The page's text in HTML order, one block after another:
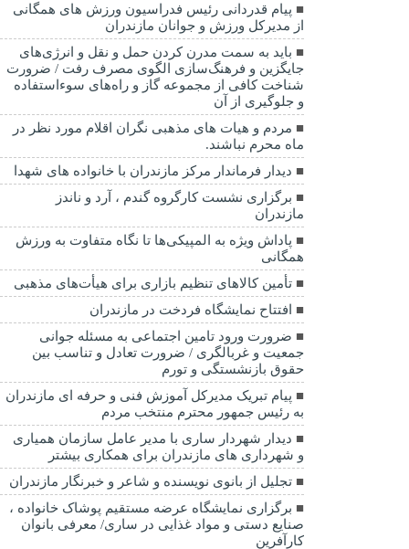
پیام قدردانی رئیس فدراسیون ورزش های همگانی
از مدیرکل ورزش و جوانان مازندران
باید به سمت مدرن کردن حمل و نقل و انرژی‌های
جایگزین و فرهنگ‌سازی الگوی مصرف رفت / ضرورت
شناخت کافی از مجموعه گاز و راه‌های سوءاستفاده
و جلوگیری از آن
مردم و هیات های مذهبی نگران اقلام مورد نظر در
ماه محرم نباشند.
دیدار فرماندار مرکز مازندران با خانواده های شهدا
برگزاری نشست کارگروه گندم ، آرد و ناندز
مازندران
پاداش ویژه به المپیکی‌ها تا نگاه متفاوت به ورزش
همگانی
تأمین کالاهای تنظیم بازاری برای هیأت‌های مذهبی
افتتاح نمایشگاه فردخت در مازندران
ضرورت ورود تامین اجتماعی به مسئله جوانی
جمعیت و غربالگری / ضرورت تعادل و تناسب بین
حقوق بازنشستگی و تورم
پیام تبریک مدیرکل آموزش فنی و حرفه ای مازندران
به رئیس جمهور محترم منتخب مردم
دیدار شهردار ساری با مدیر عامل سازمان همیاری
و شهرداری های مازندران برای همکاری بیشتر
تجلیل از بانوی نویسنده و شاعر و خبرنگار مازندران
برگزاری نمایشگاه عرضه مستقیم پوشاک خانواده ،
صنایع دستی و مواد غذایی در ساری/ معرفی بانوان
کارآفرین